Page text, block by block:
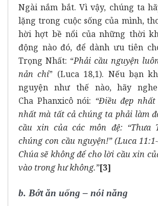
Ngài nắm bắt. Vì vậy, chúng ta
lặng trong cuộc sống của mình,
hời hợt bề nổi của những thời
động nào đó, để dành ưu tiên
Trọng Nhất: “Phải cầu nguyện
nản chí” (Luca 18,1). Nếu bạn
nguyện như thế nào, hãy
Cha Phanxicô nói: “Điều đẹp
nhất mà tất cả chúng ta phải làm
cầu xin của các môn đệ: “Thưa
chúng con cầu nguyện!” (Luca
Chúa sẽ không để cho lời cầu xin
vào trong hư không.”[3]
b. Bớt ăn uống – nói năng